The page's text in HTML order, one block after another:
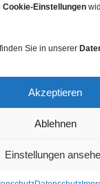
Cookie-Einstellungen
Sie in unserer
Akzeptieren
Ablehnen
Einstellungen
Created with
and
Kubio